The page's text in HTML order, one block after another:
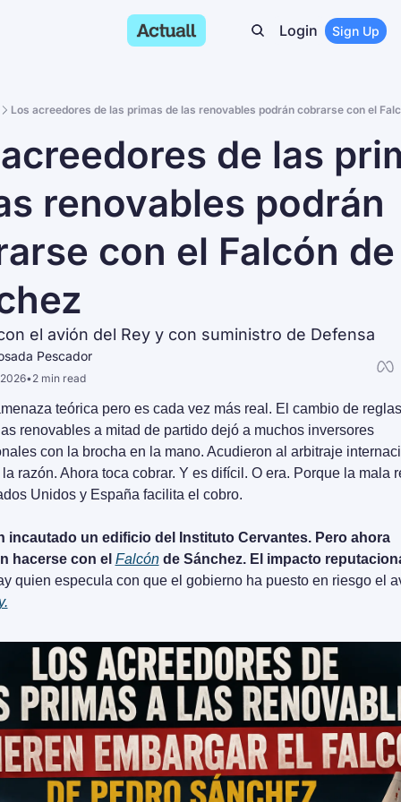
Login Sign Up
Los acreedores de las primas de las renovables podrán cobrarse con el
de las
renovables podrán
con el Falcón de
el avión del Rey y con suministro de Defensa
Pescador
•2 min read
teórica pero es cada vez más real. El cambio de
renovables a mitad de partido dejó a muchos inversores
con la brocha en la mano. Acudieron al arbitraje
razón. Ahora toca cobrar. Y es difícil. O era. Porque la mala
Unidos y España facilita el cobro.
incautado un edificio del Instituto Cervantes. Pero ahora
hacerse con el Falcón de Sánchez. El impacto
quien especula con que el gobierno ha puesto en riesgo el